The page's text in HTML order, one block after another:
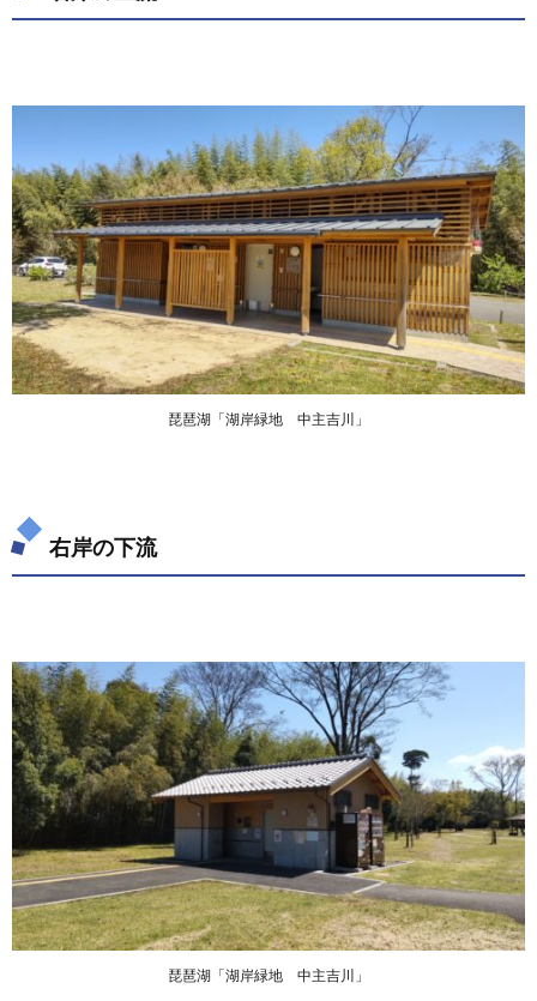
琵琶湖「湖岸緑地 中主吉川」
右岸の下流
琵琶湖「湖岸緑地 中主吉川」